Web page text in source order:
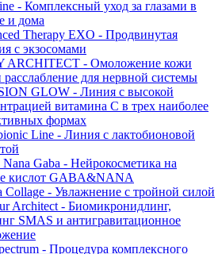
- Комплексный уход за глазами в
и дома
Therapy EXO - Продвинутая
с экзосомами
ARCHITECT - Омоложение кожи
расслабление для нервной системы
GLOW - Линия с высокой
витамина C в трех наиболее
формах
Line - Линия с лактобионовой
Gaba - Нейрокосметика на
кислот GABA&NANA
Collage - Увлажнение с тройной силой
Architect - Биомикронидлинг,
SMAS и антигравитационное
- Процедура комплексного